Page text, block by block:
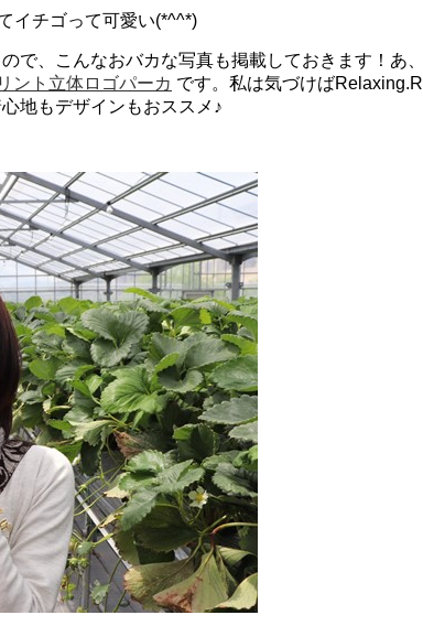
イチゴって可愛い(*^^*)
で、こんなおバカな写真も掲載しておきます！あ、
ント立体ロゴパーカ です。私は気づけばRelaxing.R
地もデザインもおススメ♪